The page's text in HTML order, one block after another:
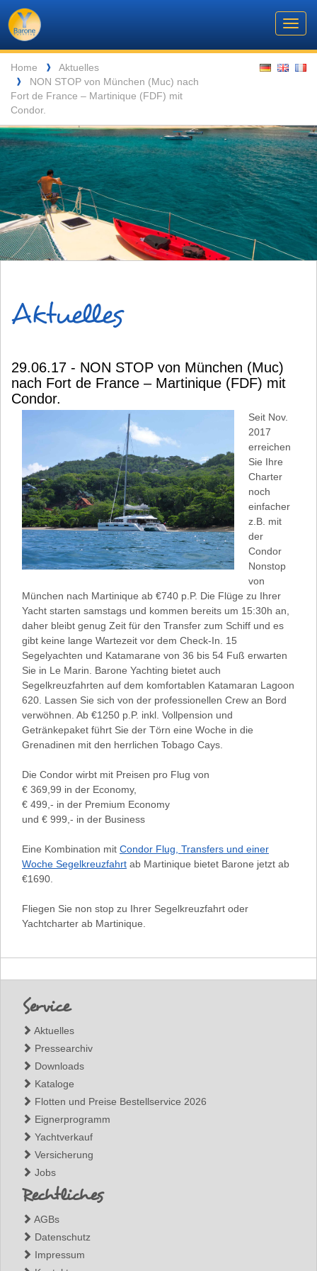
Barone
Yachting
Navigation
Breadcrumb
Home ❱ Aktuelles
❱
NON STOP von München (Muc) nach
Fort de France – Martinique (FDF) mit
Condor.
Language
ENTSPANNUNG VOR DEN MALERISCHEN INSELN DER SEYCHELLEN
Aktuelles
29.06.17 - NON STOP von München (Muc)
nach Fort de France – Martinique (FDF) mit
Condor.
Seit Nov.
2017
erreichen
Sie Ihre
Charter
noch
einfacher
z.B. mit
der
Condor
Nonstop
von
München nach Martinique ab €740 p.P. Die Flüge zu Ihrer
Yacht starten samstags und kommen bereits um 15:30h an,
daher bleibt genug Zeit für den Transfer zum Schiff und es
gibt keine lange Wartezeit vor dem Check-In. 15
Segelyachten und Katamarane von 36 bis 54 Fuß erwarten
Sie in Le Marin. Barone Yachting bietet auch
Segelkreuzfahrten auf dem komfortablen Katamaran Lagoon
620. Lassen Sie sich von der professionellen Crew an Bord
verwöhnen. Ab €1250 p.P. inkl. Vollpension und
Getränkepaket führt Sie der Törn eine Woche in die
Grenadinen mit den herrlichen Tobago Cays.
Die Condor wirbt mit Preisen pro Flug von
€ 369,99 in der Economy,
€ 499,- in der Premium Economy
und € 999,- in der Business
Eine Kombination mit Condor Flug, Transfers und einer
Woche Segelkreuzfahrt ab Martinique bietet Barone jetzt ab
€1690.
Fliegen Sie non stop zu Ihrer Segelkreuzfahrt oder
Yachtcharter ab Martinique.
Service
Aktuelles
Pressearchiv
Downloads
Kataloge
Flotten und Preise Bestellservice 2026
Eignerprogramm
Yachtverkauf
Versicherung
Jobs
Rechtliches
AGBs
Datenschutz
Impressum